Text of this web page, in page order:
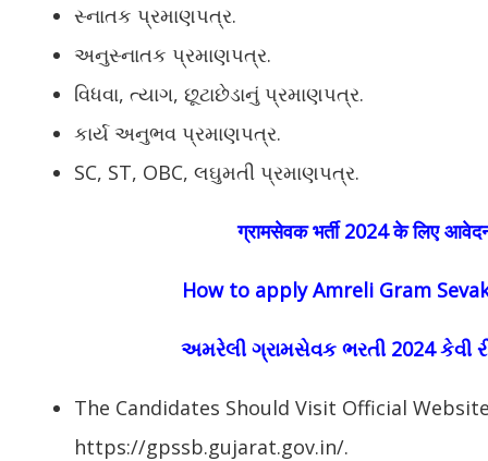
સ્નાતક પ્રમાણપત્ર.
અનુસ્નાતક પ્રમાણપત્ર.
વિધવા, ત્યાગ, છૂટાછેડાનું પ્રમાણપત્ર.
કાર્ય અનુભવ પ્રમાણપત્ર.
SC, ST, OBC, લઘુમતી પ્રમાણપત્ર.
ग्रामसेवक भर्ती 2024 के लिए
How to applyAmreli Gram
અમરેલી ગ્રામસેવક ભરતી 2024 કેવી
The Candidates Should Visit Official
https://gpssb.gujarat.gov.in/.